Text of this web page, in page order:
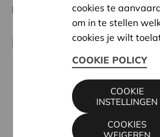
Beslissing: Goedgekeurd
Partner
La Rouette entre-familles, Place
4870 TROOZ
www.entrefamilles.be
cookies te
om in te stellen
cookies je wilt
COOKIE POLICY
COOKIES
COOKIE
INSTELLINGEN